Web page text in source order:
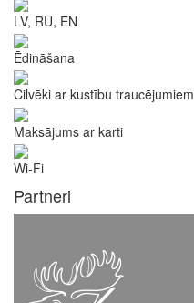
LV, RU, EN
Ēdināšana
Cilvēki ar kustību traucējumiem
Maksājums ar karti
Wi-Fi
Partneri